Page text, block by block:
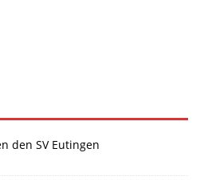
den SV Eutingen